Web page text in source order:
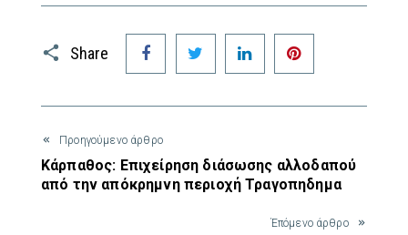
Share
Facebook Twitter LinkedIn
Προηγούμενο άρθρο
Κάρπαθος: Επιχείρηση διάσωσης αλλοδαπού
από την απόκρημνη περιοχή Τραγοπηδημα
Έπόμενο άρθρο